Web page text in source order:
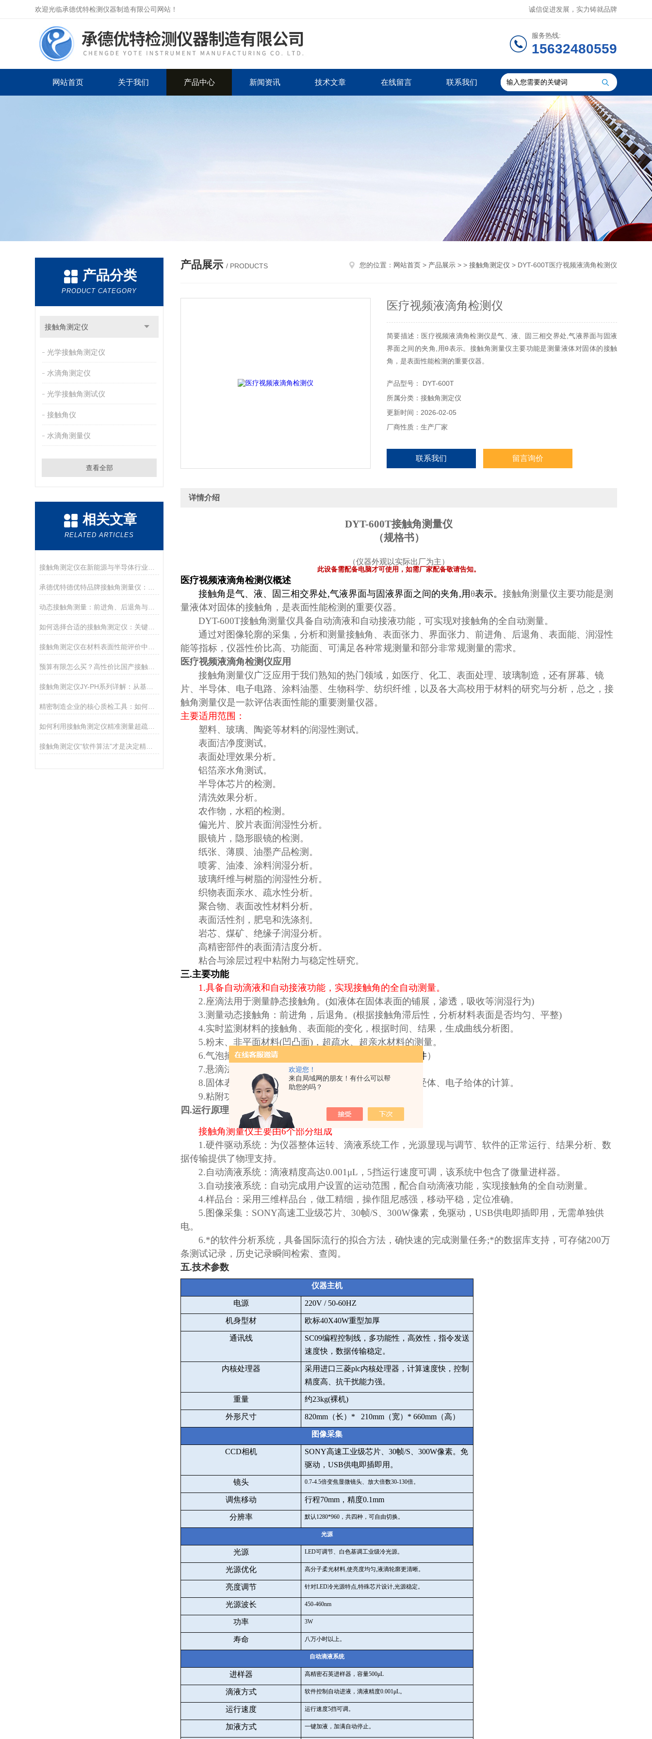
欢迎您！
来自局域网的朋友！有什么可以帮
助您的吗？
欢迎光临承德优特检测仪器制造有限公司网站！ 诚信促进发展，实力铸就品牌
服务热线:
15632480559
网站首页 关于我们 产品中心 新闻资讯 技术文章 在线留言 联系我们
产品分类
PRODUCT CATEGORY
接触角测定仪
光学接触角测定仪
水滴角测定仪
光学接触角测试仪
接触角仪
水滴角测量仪
查看全部
相关文章
RELATED ARTICLES
动态接触角测量：前进角、后退角与滚动角分析
如何选择合适的接触角测定仪：关键参数与配置解读
精密制造企业的核心质检工具：如何通过接触角控制产品质量
如何利用接触角测定仪精准测量超疏水材料（>150°）
接触角测定仪“软件算法”才是决定精度的灵魂
产品展示 / PRODUCTS 您的位置： 网站首页 > 产品展示 > > 接触角测定仪 > DYT-600T医疗视频液滴角检测仪
医疗视频液滴角检测仪
简要描述：医疗视频液滴角检测仪是气、液、固三相交界处,气液界面与固液
界面之间的夹角,用θ表示。接触角测量仪主要功能是测量液体对固体的接触
角，是表面性能检测的重要仪器。
产品型号： DYT-600T
所属分类：接触角测定仪
更新时间：2026-02-05
厂商性质：生产厂家
联系我们 留言询价
详情介绍
DYT-600T接触角测量仪
（规格书）
（仪器外观以实际出厂为主）
此设备需配备电脑才可使用，如需厂家配备敬请告知。
医疗视频液滴角检测仪概述
接触角是气、液、固三相交界处,气液界面与固液界面之间的夹角,用θ表示。 接触角测量仪主要功能是测
量液体对固体的接触角， 是表面性能检测的重要仪器。
DYT-600T接触角测量仪具备自动滴液和自动接液功能，可实现对接触角的全自动测量。
通过对图像轮廓的采集， 分析和测量接触角、表面张力、界面张力、前进角、后退角、表面能、润湿性
能等指标 ，仪器性价比高、功能面、可满足各种常规测量和部分非常规测量的需求。
医疗视频液滴角检测仪应用
接触角测量仪广泛应用于我们熟知的热门领域，如医疗、化工、表面处理、玻璃制造，还有屏幕、镜
片、半导体、电子电路、涂料油墨、生物科学、纺织纤维，以及各大高校用于材料的研究与分析，总之，接
触角测量仪是一款评估表面性能的重要测量仪器。
主要适用范围：
塑料、玻璃、陶瓷等材料的润湿性测试。
表面洁净度测试。
表面处理效果分析。
铝箔亲水角测试。
半导体芯片的检测。
清洗效果分析。
农作物，水稻的检测。
偏光片、胶片表面润湿性分析。
眼镜片，隐形眼镜的检测。
纸张、薄膜、油墨产品检测。
喷雾、油漆、涂料润湿分析。
玻璃纤维与树脂的润湿性分析。
织物表面亲水、疏水性分析。
聚合物、表面改性材料分析。
表面活性剂，肥皂和洗涤剂。
岩芯、煤矿、绝缘子润湿分析。
高精密部件的表面清洁度分析。
粘合与涂层过程中粘附力与稳定性研究。
三.主要功能
1.具备自动滴液和自动接液功能，实现接触角的全自动测量。
2.座滴法用于测量静态接触角。 (如液体在固体表面的铺展，渗透，吸收等润湿行为)
3.测量动态接触角：前进角，后退角。 (根据接触角滞后性，分析材料表面是否均匀、平整)
4.实时监测材料的接触角、表面能的变化，根据时间、结果，生成曲线分析图。
5.粉末、非平面材料(凹凸面) ，超疏水、超亲水材料的测量。
6.气泡捕获法测量接触角，如隐形眼镜等。（ 需选配附件）
7.悬滴法测量液体的表面张力与界面张力。
8.固体表面自动能、色散力、极性力、非极性力、电子受体、电子给体的计算。
9.粘附功、侵湿功、铺展系数的计算
四.运行原理
接触角测量仪主要由6个部分组成
1.硬件驱动系统：为仪器整体运转、滴液系统工作，光源显现与调节、软件的正常运行、结果分析、数
据传输提供了物理支持。
2.自动滴液系统：滴液精度高达0.001 μL ， 5挡运行速度可调，该系统中包含了微量进样器。
3.自动接液系统：自动完成用户设置的运动范围，配合自动滴液功能，实现接触角的全自动测量。
4.样品台：采用三维样品台，做工精细，操作阻尼感强，移动平稳，定位准确。
5.图像采集： SONY高速工业级芯片、 30帧/S、 300W像素，免驱动， USB供电即插即用，无需单独供
电。
6.*的软件分析系统，具备国际流行的拟合方法，确快速的完成测量任务;*的数据库支持，可存储200万
条测试记录，历史记录瞬间检索、查阅。
五.技术参数
仪器主机
电源 220V / 50-60HZ
机身型材 欧标40X40W重型加厚
通讯线 SC09编程控制线，多功能性，高效性，指令发送
速度快，数据传输稳定。
内核处理器 采用进口三菱plc内核处理器，计算速度快，控制
精度高、抗干扰能力强。
重量 约23kg(裸机)
外形尺寸 820mm （长） * 210mm （宽） * 660mm （高）
图像采集
CCD相机 SONY高速工业级芯片、 30帧/S 300W像素。免
驱动， USB供电即插即用。
镜头 0.7-4.5倍变焦显微镜头、放大倍数30-130倍。
调焦移动 行程70mm ，精度0.1mm
分辨率 默认1280*960 ，共四种，可自由切换。
光源
光源 LED可调节、白色基调工业级冷光源。
光源优化 高分子柔光材料,使亮度均匀,液滴轮廓更清晰。
亮度调节 针对LED冷光源特点,特殊芯片设计,光源稳定。
光源波长 450-460nm
功率 3W
寿命 八万小时以上。
自动滴液系统
进样器 高精密石英进样器，容量500μL
滴液方式 软件控制自动进液，滴液精度0.001μL。
运行速度 运行速度5挡可调。
加液方式 一键加液，加满自动停止。